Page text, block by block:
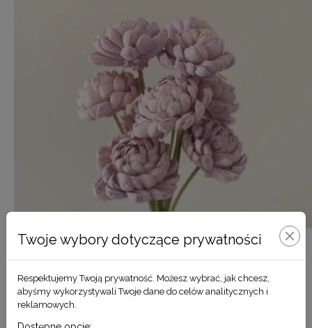
Chryzantema lila róż
9,90zł
Twoje wybory dotyczące prywatności
Respektujemy Twoją prywatność. Możesz wybrać, jak chcesz,
abyśmy wykorzystywali Twoje dane do celów analitycznych i
reklamowych.